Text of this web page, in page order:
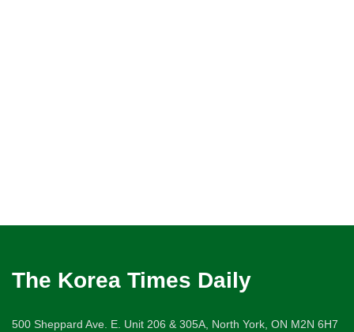
The Korea Times Daily
500 Sheppard Ave. E. Unit 206 & 305A, North York, ON M2N 6H7